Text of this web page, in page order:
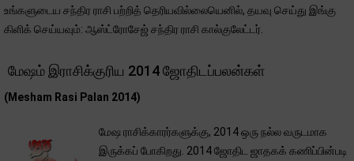
உங்களுடைய சந்திர ராசி பற்றித் தெரியவில்லையெனில், தயவு செய்து இங்கு
கிளிக் செய்யவும்: ஆஸ்ட்ரோசேஜ் சந்திர ராசி கால்குலேட்டர்.
மேஷம் இராசிக்குரிய 2014 ஜோதிடப்பலன்கள்
(Mesham Rasi Palan 2014)
மேஷ ராசிக்காரர்களுக்கு, 2014 ஒரு நல்ல வருடமாக
இருக்கப் போகிறது. 2014 ஜோதிட ஜாதகக் கணிப்பின்படி